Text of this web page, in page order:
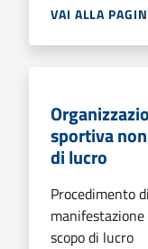
VAI ALLA
sportiva
di lucro
Procedimento
scopo di lucro